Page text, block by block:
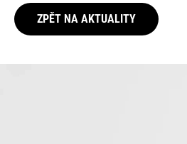
ZPĚT NA AKTUALITY